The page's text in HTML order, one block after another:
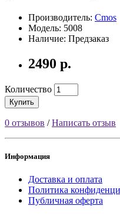
Производитель: Cmos
Модель: 5008
Наличие: Предзаказ
2490 р.
Количество
Купить
0 отзывов /Написать отзыв
Информация
Доставка и оплата
Политика
Публичная оферта